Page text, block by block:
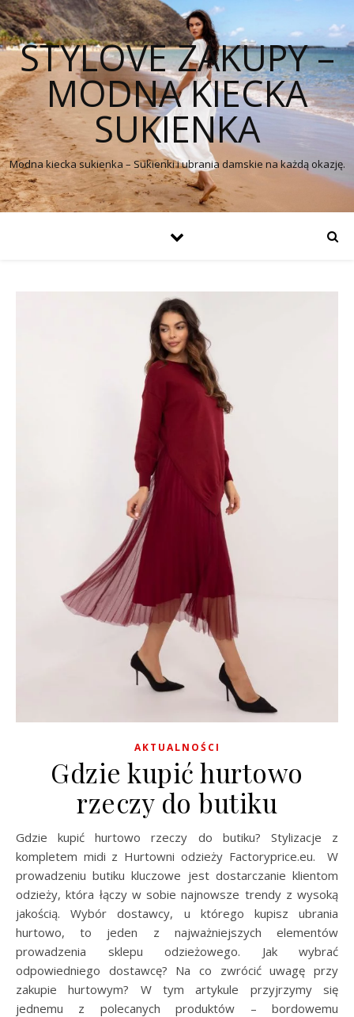
STYLOVE ZAKUPY –
MODNA KIECKA
SUKIENKA
Modna kiecka sukienka – Sukienki i ubrania damskie na każdą okazję.
AKTUALNOŚCI
Gdzie kupić hurtowo
rzeczy do butiku
Gdzie kupić hurtowo rzeczy do butiku? Stylizacje z
kompletem midi z Hurtowni odzieży Factoryprice.eu. W
prowadzeniu butiku kluczowe jest dostarczanie klientom
odzieży, która łączy w sobie najnowsze trendy z wysoką
jakością. Wybór dostawcy, u którego kupisz ubrania
hurtowo, to jeden z najważniejszych elementów
prowadzenia sklepu odzieżowego. Jak wybrać
odpowiedniego dostawcę? Na co zwrócić uwagę przy
zakupie hurtowym? W tym artykule przyjrzymy się
jednemu z polecanych produktów – bordowemu